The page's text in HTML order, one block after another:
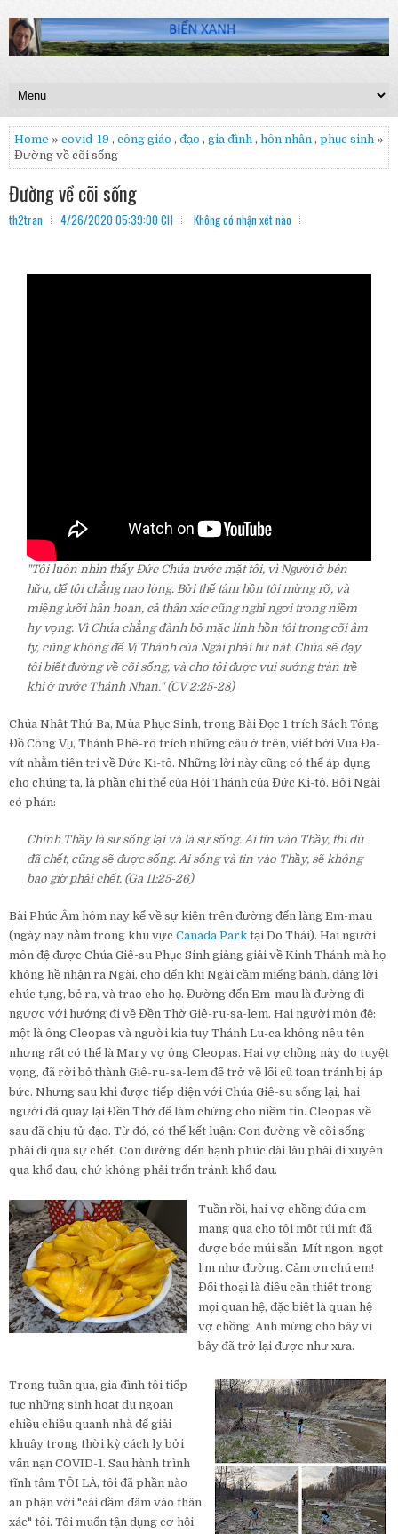
Home » covid-19 , công giáo , đạo , gia đình , hôn nhân , phục sinh »
Đường về cõi sống
Đường về cõi sống
th2tran 4/26/2020 05:39:00 CH Không có nhận xét nào
"Tôi luôn nhìn thấy Đức Chúa trước mặt tôi, vì Người ở bên
hữu, để tôi chẳng nao lòng. Bởi thế tâm hồn tôi mừng rỡ, và
miệng lưỡi hân hoan, cả thân xác cũng nghỉ ngơi trong niềm
hy vọng. Vì Chúa chẳng đành bỏ mặc linh hồn tôi trong cõi âm
ty, cũng không để Vị Thánh của Ngài phải hư nát. Chúa sẽ dạy
tôi biết đường về cõi sống, và cho tôi được vui sướng tràn trề
khi ở trước Thánh Nhan." (CV 2:25-28)
Chúa Nhật Thứ Ba, Mùa Phục Sinh, trong Bài Đọc 1 trích Sách Tông
Đồ Công Vụ, Thánh Phê-rô trích những câu ở trên, viết bởi Vua Đa-
vít nhằm tiên tri về Đức Ki-tô. Những lời này cũng có thể áp dụng
cho chúng ta, là phần chi thể của Hội Thánh của Đức Ki-tô. Bởi Ngài
có phán:
Chính Thầy là sự sống lại và là sự sống. Ai tin vào Thầy, thì dù
đã chết, cũng sẽ được sống. Ai sống và tin vào Thầy, sẽ không
bao giờ phải chết. (Ga 11:25-26)
Bài Phúc Âm hôm nay kể về sự kiện trên đường đến làng Em-mau
(ngày nay nằm trong khu vực Canada Park tại Do Thái). Hai người
môn đệ được Chúa Giê-su Phục Sinh giảng giải về Kinh Thánh mà họ
không hề nhận ra Ngài, cho đến khi Ngài cầm miếng bánh, dâng lời
chúc tụng, bẻ ra, và trao cho họ. Đường đến Em-mau là đường đi
ngược với hướng đi về Đền Thờ Giê-ru-sa-lem. Hai người môn đệ:
một là ông Cleopas và người kia tuy Thánh Lu-ca không nêu tên
nhưng rất có thể là Mary vợ ông Cleopas. Hai vợ chồng này do tuyệt
vọng, đã rời bỏ thành Giê-ru-sa-lem để trở về lối cũ toan tránh bị áp
bức. Nhưng sau khi được tiếp diện với Chúa Giê-su sống lại, hai
người đã quay lại Đền Thờ để làm chứng cho niềm tin. Cleopas về
sau đã chịu tử đạo. Từ đó, có thể kết luận: Con đường về cõi sống
phải đi qua sự chết. Con đường đến hạnh phúc dài lâu phải đi xuyên
qua khổ đau, chứ không phải trốn tránh khổ đau.
Tuần rồi, hai vợ chồng đứa em
mang qua cho tôi một túi mít đã
được bóc múi sẵn. Mít ngon, ngọt
lịm như đường. Cảm ơn chú em!
Đối thoại là điều cần thiết trong
mọi quan hệ, đặc biệt là quan hệ
vợ chồng. Anh mừng cho bây vì
bây đã trở lại được như xưa.
Trong tuần qua, gia đình tôi tiếp
tục những sinh hoạt du ngoạn
chiều chiều quanh nhà để giải
khuây trong thời kỳ cách ly bởi
vấn nạn COVID-1. Sau hành trình
tĩnh tâm TÔI LÀ, tôi đã phần nào
an phận với "cái dầm đâm vào thân
xác" tôi. Tôi muốn tận dụng cơ hội